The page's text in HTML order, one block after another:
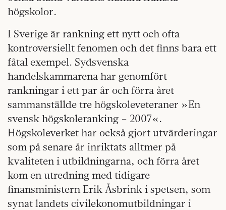
högskolor.
I Sverige är rankning ett nytt och ofta
kontroversiellt fenomen och det finns bara ett
fåtal exempel. Sydsvenska
handelskammarena har genomfört
rankningar i ett par år och förra året
sammanställde tre högskoleveteraner »En
svensk högskoleranking – 2007«.
Högskoleverket har också gjort utvärderingar
som på senare år inriktats alltmer på
kvaliteten i utbildningarna, och förra året
kom en utredning med tidigare
finansministern Erik Åsbrink i spetsen, som
synat landets civilekonomutbildningar i